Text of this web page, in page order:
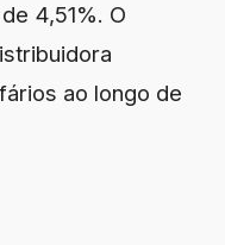
4,51%. O
ao longo de